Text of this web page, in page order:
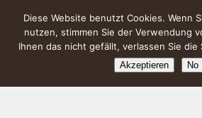
Diese Website benutzt Cookies. Wenn
nutzen, stimmen Sie der Verwendung
Ihnen das nicht gefällt, verlassen Sie
Akzeptieren No